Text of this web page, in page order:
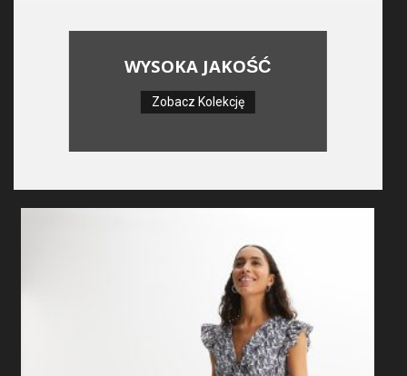
WYSOKA JAKOŚĆ
Zobacz Kolekcję